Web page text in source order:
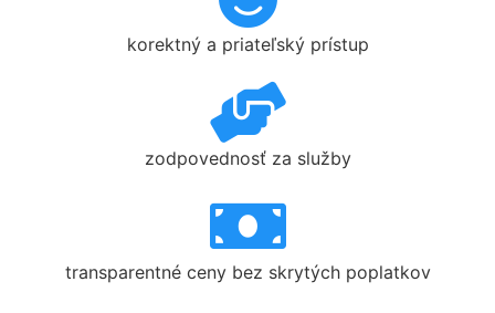
korektný a priateľský prístup
zodpovednosť za služby
transparentné ceny bez skrytých poplatkov